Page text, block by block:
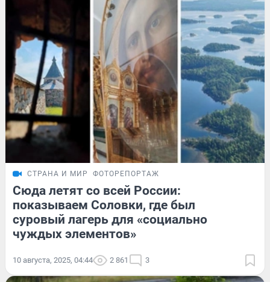
СТРАНА И МИР ФОТОРЕПОРТАЖ
Сюда летят со всей России:
показываем Соловки, где был
суровый лагерь для «социально
чуждых элементов»
10 августа, 2025, 04:44 2 861 3